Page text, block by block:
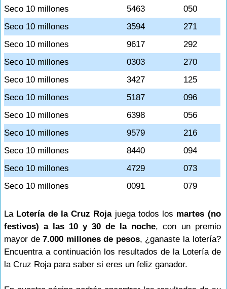
Seco 10 millones
5463
050
Seco 10 millones
3594
271
Seco 10 millones
9617
292
Seco 10 millones
0303
270
Seco 10 millones
3427
125
Seco 10 millones
5187
096
Seco 10 millones
6398
056
Seco 10 millones
9579
216
Seco 10 millones
8440
094
Seco 10 millones
4729
073
Seco 10 millones
0091 079
La Lotería de la Cruz Rojajuega todos los martes (no
festivos) a las 10 y 30 de la noche, con un premio
mayor de7.000 millones de pesos, ¿ganaste la lotería?
Encuentra a continuación los resultados de la Lotería de
la Cruz Roja para saber si eres un feliz ganador.